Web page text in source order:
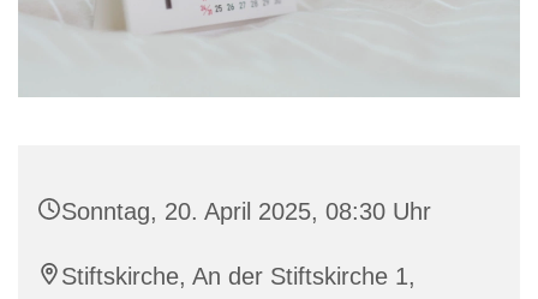
Sonntag, 20. April 2025, 08:30 Uhr
Stiftskirche, An der Stiftskirche 1,